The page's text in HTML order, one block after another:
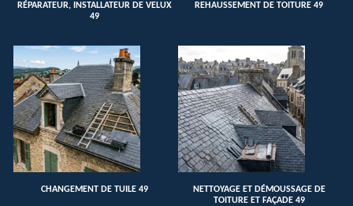
RÉPARATEUR, INSTALLATEUR DE VELUX
49
REHAUSSEMENT DE TOITURE 49
CHANGEMENT DE TUILE 49
NETTOYAGE ET DÉMOUSSAGE DE
TOITURE ET FAÇADE 49